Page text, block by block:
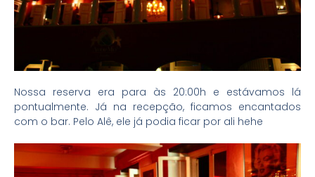
Nossa reserva era para às 20:00h e estávamos lá
pontualmente. Já na recepção, ficamos encantados
com o bar. Pelo Alê, ele já podia ficar por ali hehe